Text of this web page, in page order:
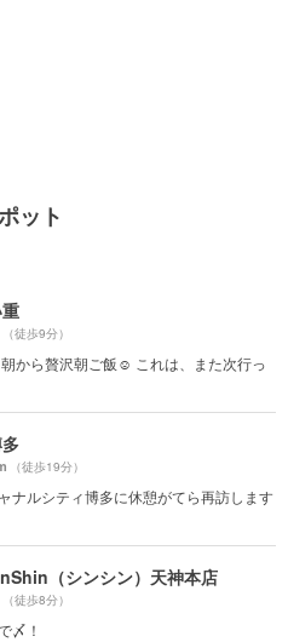
ット
（徒歩9分）
から贅沢朝ご飯☺️ これは、また次行っ
（徒歩19分）
ナルシティ博多に休憩がてら再訪します
（シンシン）天神本店
（徒歩8分）
〆！